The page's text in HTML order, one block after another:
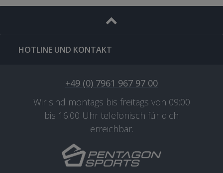
HOTLINE UND KONTAKT
+49 (0) 7961 967 97 00
Wir sind montags bis freitags von 09:00
bis 16:00 Uhr telefonisch für dich
erreichbar.